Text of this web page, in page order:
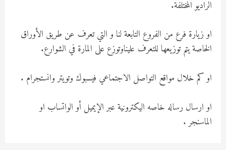
الراديو المختلفة.
او زيارة فرع من الفروع التابعة لنا و التي تعرف عن طريق الأوراق
الخاصة يتم توزيعها للتعرف عليناوتوزع على المارة في الشوارع.
او كم خلال مواقع التواصل الاجتماعي فيسبوك وتويتر وانستجرام .
او ارسال رساله خاصه اليكترونية عبر الإيميل أو الواتساب او
الماسنجر .